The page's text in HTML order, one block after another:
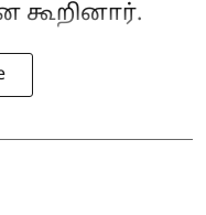
கூறினார்.